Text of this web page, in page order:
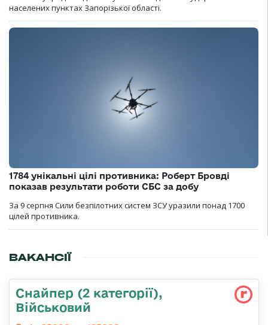
населених пунктах Запорізької області.
1784 унікальні цілі противника: Роберт Бровді
показав результати роботи СБС за добу
За 9 серпня Сили безпілотних систем ЗСУ уразили понад 1700
цілей противника.
ВАКАНСІЇ
Снайпер (2 категорії),
Військовий